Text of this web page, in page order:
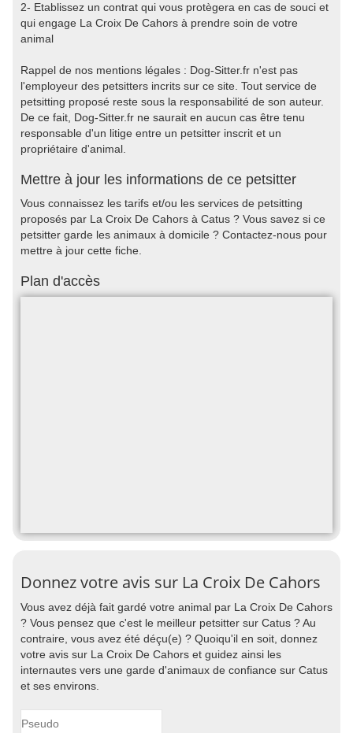
2- Etablissez un contrat qui vous protègera en cas de souci et
qui engage La Croix De Cahors à prendre soin de votre
animal
Rappel de nos mentions légales : Dog-Sitter.fr n'est pas
l'employeur des petsitters incrits sur ce site. Tout service de
petsitting proposé reste sous la responsabilité de son auteur.
De ce fait, Dog-Sitter.fr ne saurait en aucun cas être tenu
responsable d'un litige entre un petsitter inscrit et un
propriétaire d'animal.
Mettre à jour les informations de ce petsitter
Vous connaissez les tarifs et/ou les services de petsitting
proposés par La Croix De Cahors à Catus ? Vous savez si ce
petsitter garde les animaux à domicile ? Contactez-nous pour
mettre à jour cette fiche.
Plan d'accès
Donnez votre avis sur La Croix De Cahors
Vous avez déjà fait gardé votre animal par La Croix De Cahors
? Vous pensez que c'est le meilleur petsitter sur Catus ? Au
contraire, vous avez été déçu(e) ? Quoiqu'il en soit, donnez
votre avis sur La Croix De Cahors et guidez ainsi les
internautes vers une garde d'animaux de confiance sur Catus
et ses environs.